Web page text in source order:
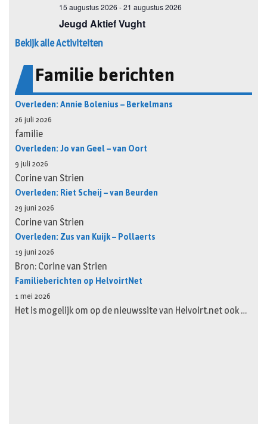
Bekijk alle Activiteiten
Familie berichten
Overleden: Annie Bolenius – Berkelmans
26 juli 2026
familie
Overleden: Jo van Geel – van Oort
9 juli 2026
Corine van Strien
Overleden: Riet Scheij – van Beurden
29 juni 2026
Corine van Strien
Overleden: Zus van Kuijk – Pollaerts
19 juni 2026
Bron: Corine van Strien
Familieberichten op HelvoirtNet
1 mei 2026
Het is mogelijk om op de nieuwssite van Helvoirt.net ook …